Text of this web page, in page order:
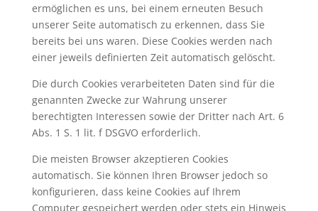
ermöglichen es uns, bei einem erneuten Besuch
unserer Seite automatisch zu erkennen, dass Sie
bereits bei uns waren. Diese Cookies werden nach
einer jeweils definierten Zeit automatisch gelöscht.
Die durch Cookies verarbeiteten Daten sind für die
genannten Zwecke zur Wahrung unserer
berechtigten Interessen sowie der Dritter nach Art. 6
Abs. 1 S. 1 lit. f DSGVO erforderlich.
Die meisten Browser akzeptieren Cookies
automatisch. Sie können Ihren Browser jedoch so
konfigurieren, dass keine Cookies auf Ihrem
Computer gespeichert werden oder stets ein Hinweis